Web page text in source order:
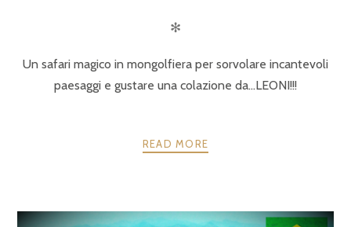
✻
Un safari magico in mongolfiera per sorvolare incantevoli
paesaggi e gustare una colazione da…LEONI!!!
READ MORE